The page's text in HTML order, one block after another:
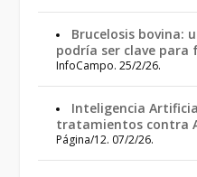
Brucelosis bovina:
podría ser clave
InfoCampo. 25/2/26.
Inteligencia
tratamientos contra
Página/12. 07/2/26.